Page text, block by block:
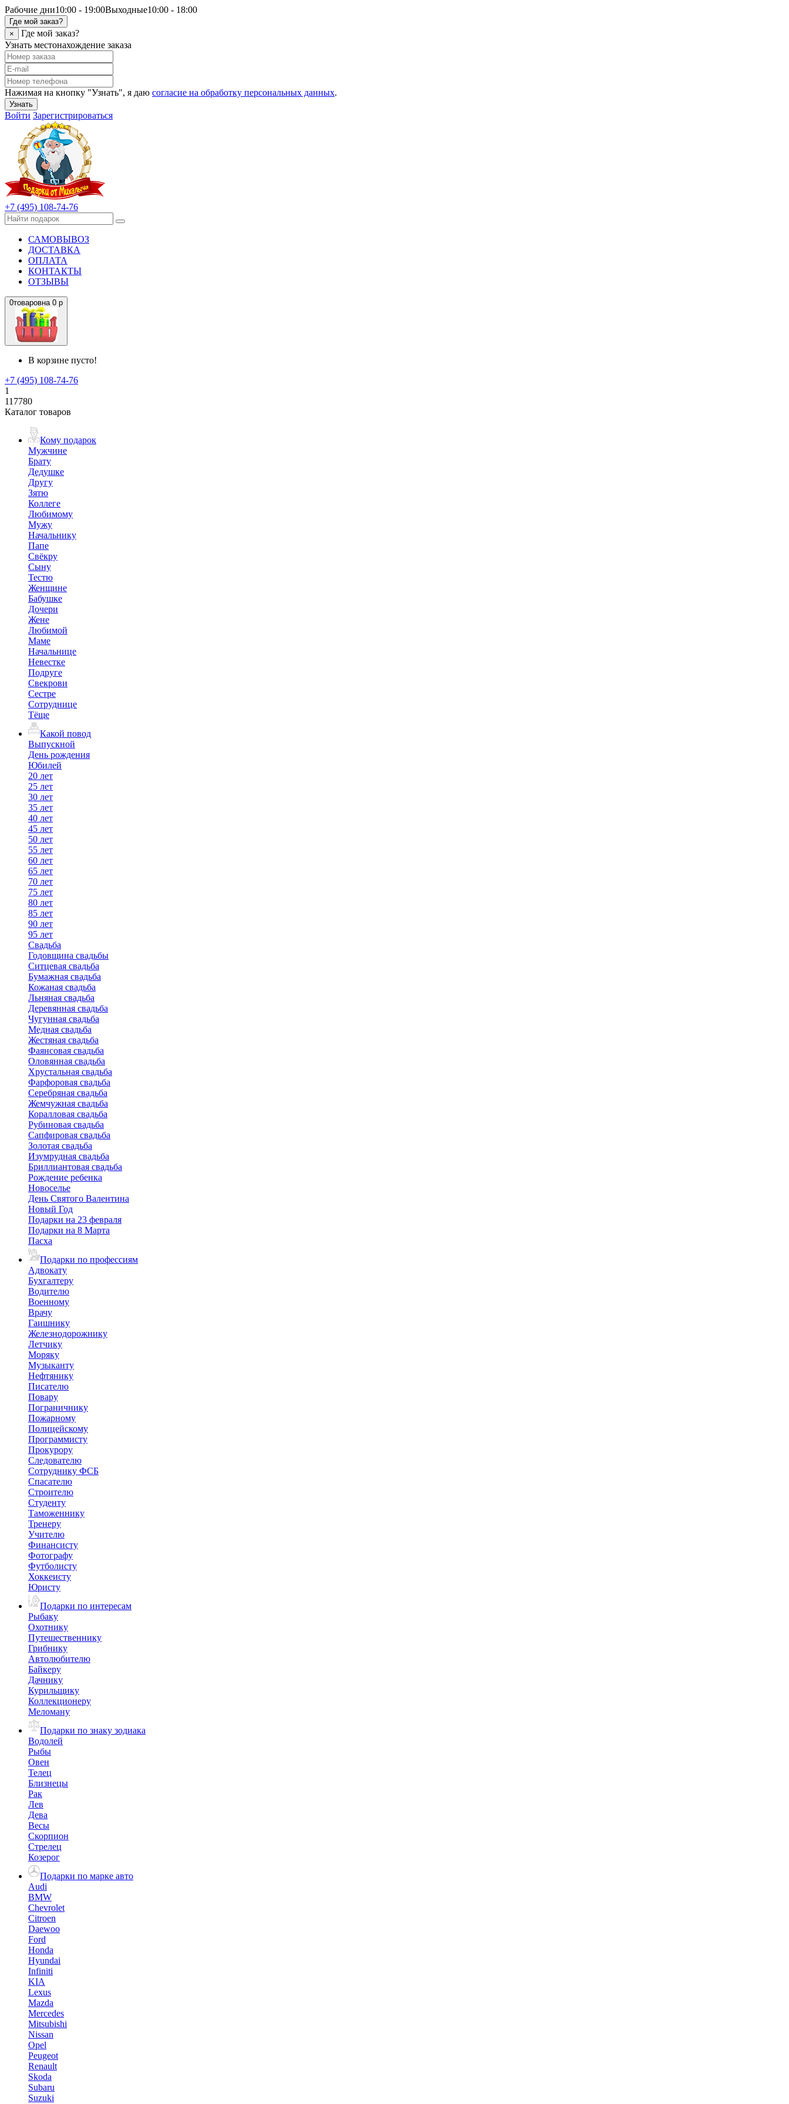
Рабочие дни10:00 - 19:00Выходные10:00 - 18:00
Где мой заказ?
×
Где мой заказ?
Узнать местонахождение заказа
Нажимая на кнопку "Узнать", я даю согласие на обработку персональных данных.
Узнать
Войти Зарегистрироваться
+7 (495) 108-74-76
САМОВЫВОЗ
ДОСТАВКА
ОПЛАТА
КОНТАКТЫ
ОТЗЫВЫ
0товаровна 0 р
В корзине пусто!
+7 (495) 108-74-76
1
117780
Каталог товаров
Кому подарок
Мужчине
Брату
Дедушке
Другу
Зятю
Коллеге
Любимому
Мужу
Начальнику
Папе
Свёкру
Сыну
Тестю
Женщине
Бабушке
Дочери
Жене
Любимой
Маме
Начальнице
Невестке
Подруге
Свекрови
Сестре
Сотруднице
Тёще
Какой повод
Выпускной
День рождения
Юбилей
20 лет
25 лет
30 лет
35 лет
40 лет
45 лет
50 лет
55 лет
60 лет
65 лет
70 лет
75 лет
80 лет
85 лет
90 лет
95 лет
Свадьба
Годовщина свадьбы
Ситцевая свадьба
Бумажная свадьба
Кожаная свадьба
Льняная свадьба
Деревянная свадьба
Чугунная свадьба
Медная свадьба
Жестяная свадьба
Фаянсовая свадьба
Оловянная свадьба
Хрустальная свадьба
Фарфоровая свадьба
Серебряная свадьба
Жемчужная свадьба
Коралловая свадьба
Рубиновая свадьба
Сапфировая свадьба
Золотая свадьба
Изумрудная свадьба
Бриллиантовая свадьба
Рождение ребенка
Новоселье
День Святого Валентина
Новый Год
Подарки на 23 февраля
Подарки на 8 Марта
Пасха
Подарки по профессиям
Адвокату
Бухгалтеру
Водителю
Военному
Врачу
Гаишнику
Железнодорожнику
Летчику
Моряку
Музыканту
Нефтянику
Писателю
Повару
Пограничнику
Пожарному
Полицейскому
Программисту
Прокурору
Следователю
Сотруднику ФСБ
Спасателю
Строителю
Студенту
Таможеннику
Тренеру
Учителю
Финансисту
Фотографу
Футболисту
Хоккеисту
Юристу
Подарки по интересам
Рыбаку
Охотнику
Путешественнику
Грибнику
Автолюбителю
Байкеру
Дачнику
Курильщику
Коллекционеру
Меломану
Подарки по знаку зодиака
Водолей
Рыбы
Овен
Телец
Близнецы
Рак
Лев
Дева
Весы
Скорпион
Стрелец
Козерог
Подарки по марке авто
Audi
BMW
Chevrolet
Citroen
Daewoo
Ford
Honda
Hyundai
Infiniti
KIA
Lexus
Mazda
Mercedes
Mitsubishi
Nissan
Opel
Peugeot
Renault
Skoda
Subaru
Suzuki